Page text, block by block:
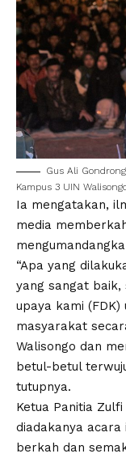
Gus Ali
Kampus 3 UIN
Ia mengatakan,
media
“Apa yang
yang sangat baik,
upaya kami
masyarakat
Walisongo dan
betul-betul
tutupnya.
Ketua Panitia
diadakanya acara
berkah dan